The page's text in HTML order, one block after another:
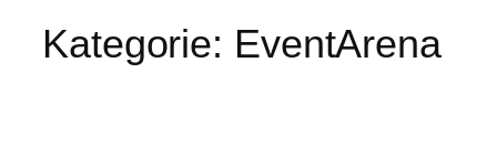
Kategorie: EventArena